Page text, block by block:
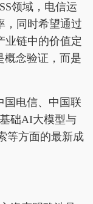
领域，电信运
，同时希望通过
业链中的价值定
概念验证，而是
国电信、中国联
础AI大模型与
等方面的最新成